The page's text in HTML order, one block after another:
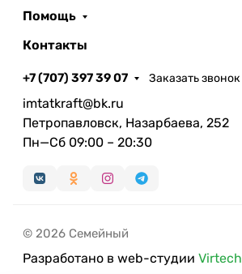
Помощь
Контакты
+7 (707) 397 39 07 Заказать звонок
imtatkraft@bk.ru
Петропавловск, Назарбаева, 252
Пн—Сб 09:00 – 20:30
© 2026 Семейный
Разработано в web-студии Virtech